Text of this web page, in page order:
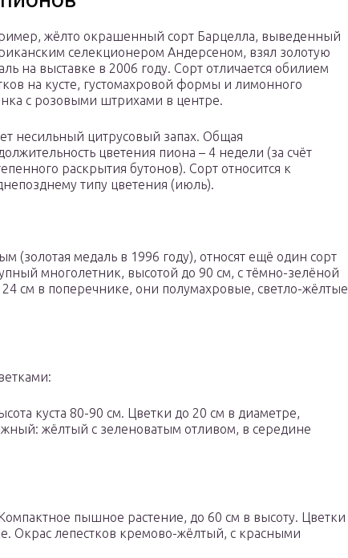
жёлто окрашенный сорт Барцелла, выведенный
селекционером Андерсеном, взял золотую
на выставке в 2006 году. Сорт отличается обилием
на кусте, густомахровой формы и лимонного
с розовыми штрихами в центре.
несильный цитрусовый запах. Общая
цветения пиона – 4 недели (за счёт
раскрытия бутонов). Сорт относится к
типу цветения (июль).
(золотая медаль в 1996 году), относят ещё один сорт
многолетник, высотой до 90 см, с тёмно-зелёной
см в поперечнике, они полумахровые, светло-жёлтые
куста 80-90 см. Цветки до 20 см в диаметре,
жёлтый с зеленоватым отливом, в середине
пышное растение, до 60 см в высоту. Цветки
Окрас лепестков кремово-жёлтый, с красными